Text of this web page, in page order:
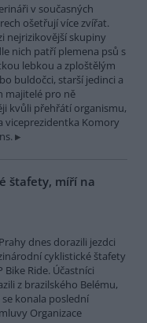
v současných
ošetřují více zvířat.
nejrizikovější skupiny
nich patří plemena psů s
lebkou a zploštělým
buldočci, starší jedinci a
majitelé pro ně
kvůli přehřátí organismu,
viceprezidentka Komory
štafety, míří na
dnes dorazili jezdci
cyklistické štafety
Bike Ride. Účastníci
z brazilského Belému,
se konala poslední
Organizace